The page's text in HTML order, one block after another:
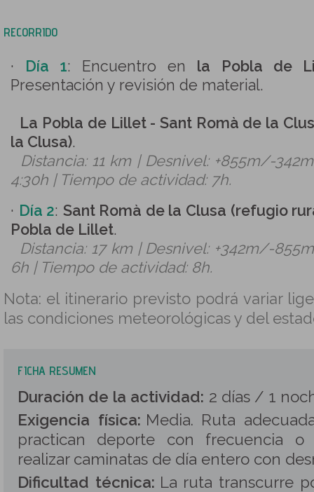
RECORRIDO
· Día 1: Encuentro en la Pobla de
Presentación y revisión de material.
La Pobla de Lillet - Sant Romà de la
la Clusa).
Distancia: 11 km | Desnivel: +855m/-
4:30h | Tiempo de actividad: 7h.
· Día 2: Sant Romà de la Clusa (refugio
Pobla de Lillet.
Distancia: 17 km | Desnivel: +342m/-
6h | Tiempo de actividad: 8h.
Nota: el itinerario previsto podrá variar
las condiciones meteorológicas y del
FICHA RESUMEN
Duración de la actividad: 2 días / 1
Exigencia física: Media. Ruta
practican deporte con frecuencia o
realizar caminatas de día entero con
Dificultad técnica: La ruta transcurre